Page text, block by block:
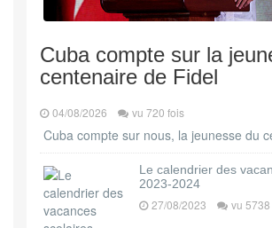
Cuba compte sur la
centenaire de Fidel
04/08/2026 vu 720 fois
Cuba compte sur nous, la jeunesse du
Le calendrier des
2023-2024
27/08/2023 vu